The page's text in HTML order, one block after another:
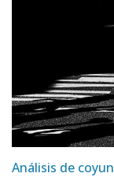
Análisis de